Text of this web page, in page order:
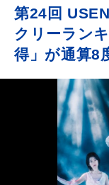
第24回
クリーラン
得」が通算8